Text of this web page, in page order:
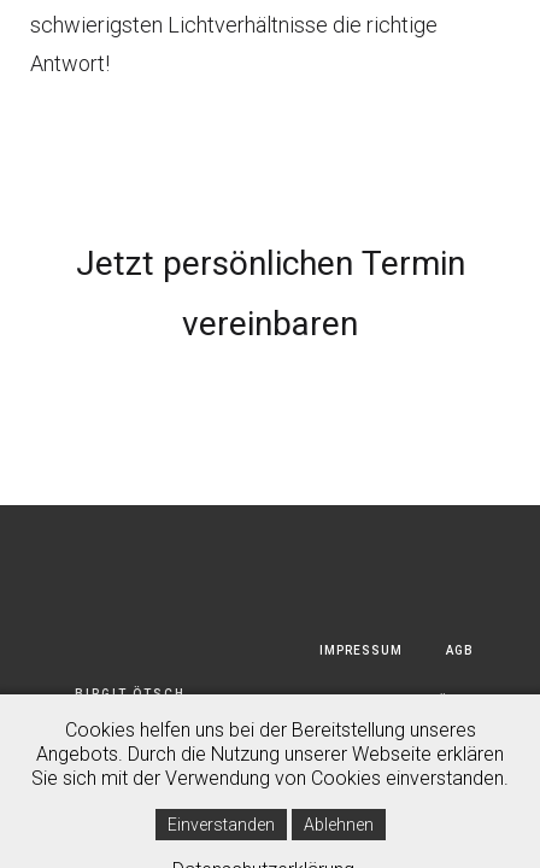
schwierigsten Lichtverhältnisse die richtige
Antwort!
Jetzt persönlichen Termin
vereinbaren
BIRGIT ÖTSCH
IMPRESSUM AGB
HAFTUNGSAUSSCHLUSS
Cookies helfen uns bei der Bereitstellung unseres
Angebots. Durch die Nutzung unserer Webseite erklären
Sie sich mit der Verwendung von Cookies einverstanden.
Einverstanden Ablehnen